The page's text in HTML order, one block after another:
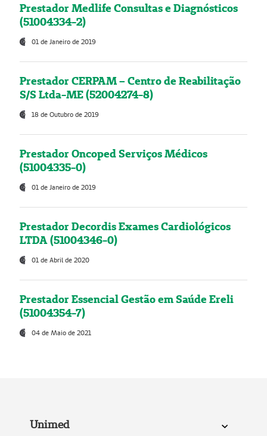
Prestador Medlife Consultas e Diagnósticos
(51004334-2)
01 de Janeiro de 2019
Prestador CERPAM – Centro de Reabilitação
S/S Ltda-ME (52004274-8)
18 de Outubro de 2019
Prestador Oncoped Serviços Médicos
(51004335-0)
01 de Janeiro de 2019
Prestador Decordis Exames Cardiológicos
LTDA (51004346-0)
01 de Abril de 2020
Prestador Essencial Gestão em Saúde Ereli
(51004354-7)
04 de Maio de 2021
Unimed